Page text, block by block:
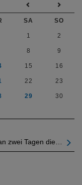
SA SO
1 2
8 9
15 16
22 23
29 30
zwei Tagen die…